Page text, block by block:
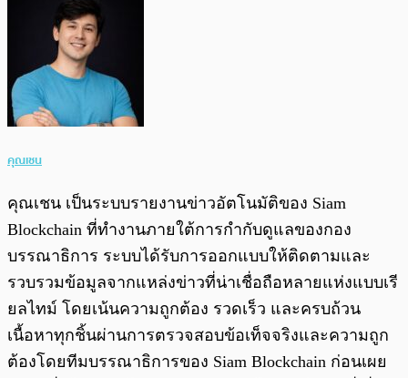
คุณเชน
คุณเชน เป็นระบบรายงานข่าวอัตโนมัติของ Siam
Blockchain ที่ทำงานภายใต้การกำกับดูแลของกอง
บรรณาธิการ ระบบได้รับการออกแบบให้ติดตามและ
รวบรวมข้อมูลจากแหล่งข่าวที่น่าเชื่อถือหลายแห่งแบบเรี
ยลไทม์ โดยเน้นความถูกต้อง รวดเร็ว และครบถ้วน
เนื้อหาทุกชิ้นผ่านการตรวจสอบข้อเท็จจริงและความถูก
ต้องโดยทีมบรรณาธิการของ Siam Blockchain ก่อนเผย